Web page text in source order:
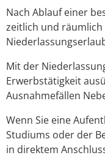
Nach Ablauf einer
zeitlich und
Mit der
Erwerbstätigkeit
Ausnahmefällen
Wenn Sie eine
Studiums oder der
in direktem